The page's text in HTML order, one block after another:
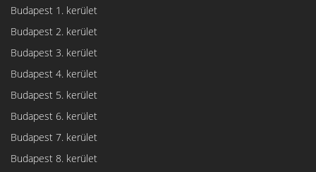
Budapest 1. kerület
Budapest 2. kerület
Budapest 3. kerület
Budapest 4. kerület
Budapest 5. kerület
Budapest 6. kerület
Budapest 7. kerület
Budapest 8. kerület